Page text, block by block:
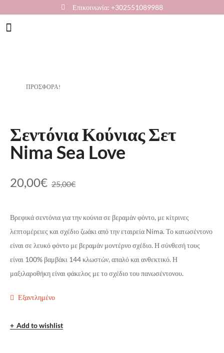
Επικοινωνία: +302551089988
ΠΡΟΣΦΟΡΆ!
Σεντόνια Κούνιας Σετ
Nima Sea Love
25,00€
20,00€
Βρεφικά σεντόνια για την κούνια σε βεραμάν φόντο, με κίτρινες
λεπτομέρειες και σχέδιο ζωάκι από την εταιρεία Nima. Το κατωσέντονο
είναι σε λευκό φόντο με βεραμάν μοντέρνο σχέδιο. Η σύνθεσή τους
είναι 100% βαμβάκι 144 κλωστών, απαλό και ανθεκτικό. Η
μαξιλαροθήκη είναι φάκελος με το σχέδιο του πανωσέντονου.
Εξαντλημένο
Add to wishlist